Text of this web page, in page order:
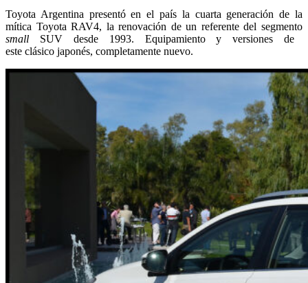
Toyota Argentina presentó en el país la cuarta generación de la
mítica Toyota RAV4, la renovación de un referente del segmento
small SUV desde 1993. Equipamiento y versiones de
este clásico japonés, completamente nuevo.